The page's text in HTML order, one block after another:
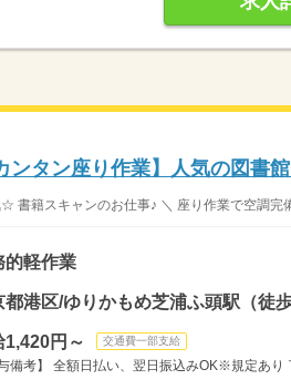
ンタン座り作業】人気の図書
書籍スキャンのお仕事♪ ＼ 座り作業で空調完
的軽作業
都港区/ゆりかもめ芝浦ふ頭駅（徒歩
1,420円～ 交通費一部支給
与備考】 全額日払い、翌日振込みOK※規定あ